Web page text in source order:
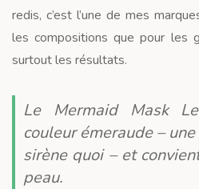
redis, c’est l’une de mes
les compositions que pour les
surtout les résultats.
Le Mermaid Mask
couleur émeraude –
sirène quoi – et
peau.